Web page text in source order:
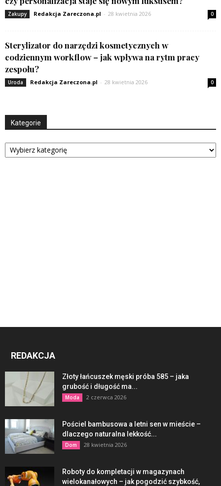
Zakupy Redakcja Zareczona.pl - 28 kwietnia 2026 0
Sterylizator do narzędzi kosmetycznych w
codziennym workflow – jak wpływa na rytm pracy
zespołu?
Uroda Redakcja Zareczona.pl - 28 kwietnia 2026 0
Kategorie
Kategorie
REDAKCJA
Złoty łańcuszek męski próba 585 – jaka
grubość i długość ma...
Moda 2 czerwca 2026
Pościel bambusowa a letni sen w mieście –
dlaczego naturalna lekkość...
Dom 28 kwietnia 2026
Roboty do kompletacji w magazynach
wielokanałowych – jak pogodzić szybkość,